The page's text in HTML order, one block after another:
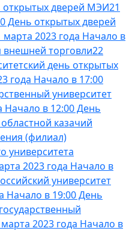
открытых дверей МЭИ21
День открытых дверей
марта 2023 года Начало в
внешней торговли22
день открытых
года Начало в 17:00
университет
Начало в 12:00 День
казачий
(филиал)
университета
2023 года Начало в
университет
Начало в 19:00 День
2023 года Начало в